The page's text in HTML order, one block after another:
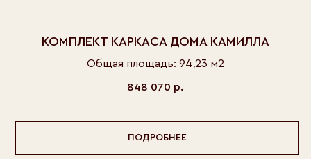
КОМПЛЕКТ КАРКАСА ДОМА КАМИЛЛА
Общая площадь: 94,23 м2
848 070 р.
ПОДРОБНЕЕ